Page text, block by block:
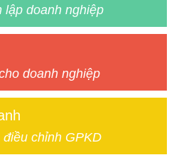
lập doanh nghiệp
doanh nghiệp
chỉnh GPKD